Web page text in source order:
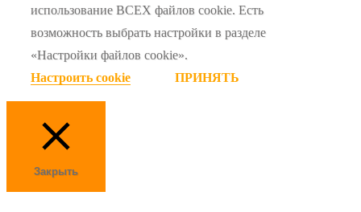
использование ВСЕХ файлов cookie. Есть
возможность выбрать настройки в разделе
«Настройки файлов cookie».
Настроить cookie
ПРИНЯТЬ
Закрыть